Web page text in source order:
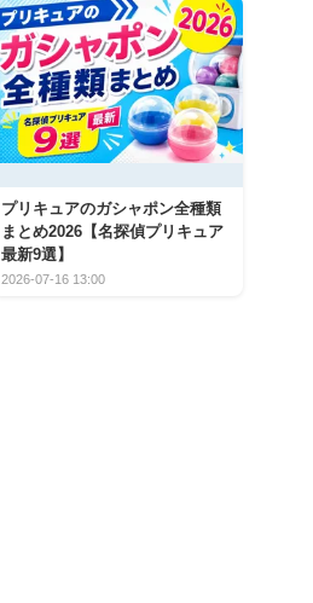
プリキュアのガシャポン全種類
まとめ2026【名探偵プリキュア
最新9選】
2026-07-16 13:00